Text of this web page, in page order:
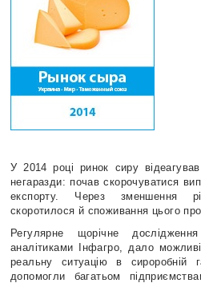
У 2014 році ринок сиру
негаразди: почав скорочуватися
експорту. Через зменшення
скоротилося й споживання цього
Регулярне щорічне
аналітиками Інфагро, дало
реальну ситуацію в сироробній
допомогли багатьом